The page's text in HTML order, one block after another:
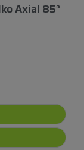
Axial 85°